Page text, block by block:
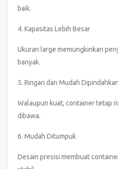
baik.
4. Kapasitas Lebih Besar
Ukuran large memungkinkan
banyak.
5. Ringan dan Mudah Dipindahkan
Walaupun kuat, container tetap
dibawa.
6. Mudah Ditumpuk
Desain presisi membuat